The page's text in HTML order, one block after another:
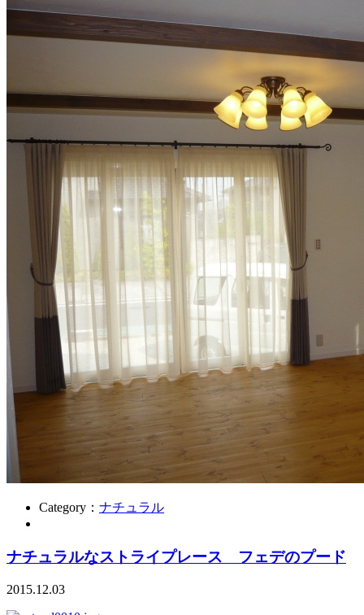
Category： ナチュラル
ナチュラルなストライプレース フェデのプード
2015.12.03